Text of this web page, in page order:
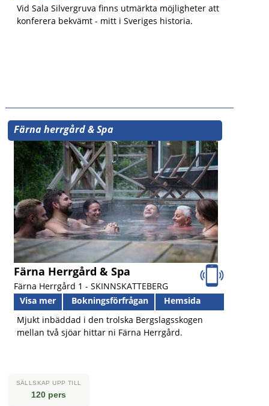
Vid Sala Silvergruva finns utmärkta möjligheter att
konferera bekvämt - mitt i Sveriges historia.
Färna herrgård & Spa
Färna Herrgård & Spa
Färna Herrgård 1 - SKINNSKATTEBERG
Visa mer
Bokningsförfrågan
Hemsida
Mjukt inbäddad i den trolska Bergslagsskogen
mellan två sjöar hittar ni Färna Herrgård.
SÄLLSKAP UPP TILL
120 pers